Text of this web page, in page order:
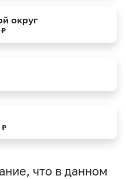
округ
₽
₽
что в данном